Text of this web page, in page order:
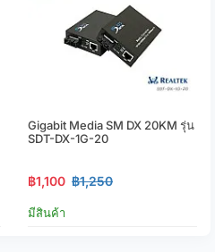
Gigabit Media SM DX 20KM รุ่น
SDT-DX-1G-20
฿1,100 ฿1,250
มีสินค้า